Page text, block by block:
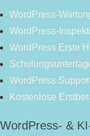
WordPress-
WordPress-
WordPress Erste
WordPress
Kostenlose
WordPress- &